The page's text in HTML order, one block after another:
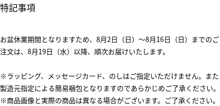
特記事項
お盆休業期間となりますため、8月2日（日）～8月16日（日）までのご
注文は、8月19日（水）以降、順次お届けいたします。
※ラッピング、メッセージカード、のしはご指定いただけません。また
製造元指定による簡易梱包となりますのであらかじめご了承ください。
※商品画像と実際の商品は異なる場合がございます。ご了承ください。